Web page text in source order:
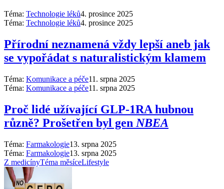
Téma: Technologie léků4. prosince 2025
Téma: Technologie léků4. prosince 2025
Přírodní neznamená vždy lepší aneb jak
se vypořádat s naturalistickým klamem
Téma: Komunikace a péče11. srpna 2025
Téma: Komunikace a péče11. srpna 2025
Proč lidé užívající GLP-1RA hubnou
různě? Prošetřen byl gen NBEA
Téma: Farmakologie13. srpna 2025
Téma: Farmakologie13. srpna 2025
Z medicínyTéma měsíceLifestyle